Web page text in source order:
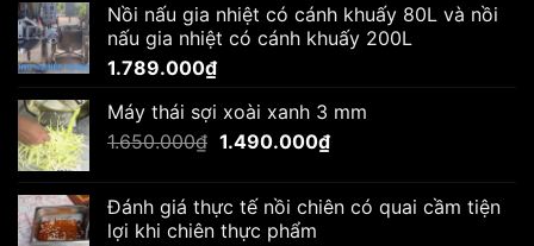
Nồi nấu gia nhiệt có cánh khuấy 80L và nồi
nấu gia nhiệt có cánh khuấy 200L
1.789.000₫
Máy thái sợi xoài xanh 3 mm
1.650.000₫ Giá
1.650.000₫.
1.490.000₫Giá
là:
Đánh giá thực tế nồi chiên có quai cầm tiện
lợi khi chiên thực phẩm